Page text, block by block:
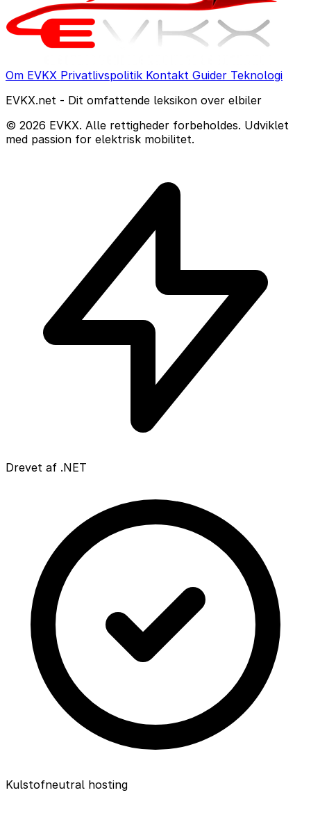
Om EVKX Privatlivspolitik Kontakt Guider Teknologi
EVKX.net - Dit omfattende leksikon over elbiler
© 2026 EVKX. Alle rettigheder forbeholdes. Udviklet
med passion for elektrisk mobilitet.
Drevet af .NET
Kulstofneutral hosting